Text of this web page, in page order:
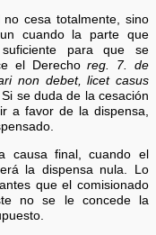
cesa totalmente, sino
cuando la parte que
para que se
el Derechoreg. 7. de
non debet, licet casus
Si se duda de la cesación
a favor de la dispensa,
causa final, cuando el
la dispensa nula. Lo
que el comisionado
no se le concede la